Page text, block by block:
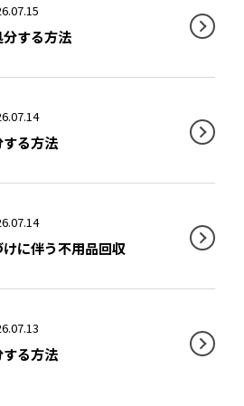
する方法
る方法
に伴う不用品回収
る方法